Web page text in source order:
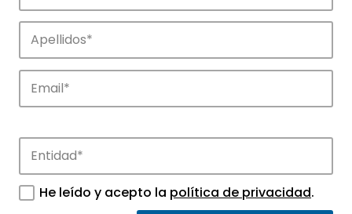
Noticias
Conoce las noticias más destacadas de
APTE y sus parques científicos y
tecnológicos.
He leído y acepto la política de privacidad.